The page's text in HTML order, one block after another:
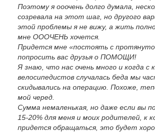
Поэтому я ооочень долго думала,
созревала на этот шаг, но другого
этой проблемы я не вижу, а жить
мне ОООЧЕНЬ хочется.
Придется мне «постоять с
попросить вас друзья о ПОМОЩИ!
Я знаю, что нас очень много и когда с
велосипедистов случалась беда мы
скидывались на операцию. Похоже,
мой черед.
Сумма немаленькая, но даже если вы
15-20% для меня и моих родителей, к
придется обращаться, это будет